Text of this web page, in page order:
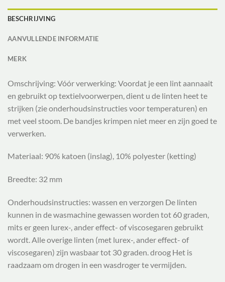
BESCHRIJVING
AANVULLENDE INFORMATIE
MERK
Omschrijving: Vóór verwerking: Voordat je een lint aannaait
en gebruikt op textielvoorwerpen, dient u de linten heet te
strijken (zie onderhoudsinstructies voor temperaturen) en
met veel stoom. De bandjes krimpen niet meer en zijn goed te
verwerken.
Materiaal: 90% katoen (inslag), 10% polyester (ketting)
Breedte: 32 mm
Onderhoudsinstructies: wassen en verzorgen De linten
kunnen in de wasmachine gewassen worden tot 60 graden,
mits er geen lurex-, ander effect- of viscosegaren gebruikt
wordt.Alle overige linten (met lurex-, ander effect- of
viscosegaren) zijn wasbaar tot 30 graden.droog Het is
raadzaam om drogen in een wasdroger te vermijden.